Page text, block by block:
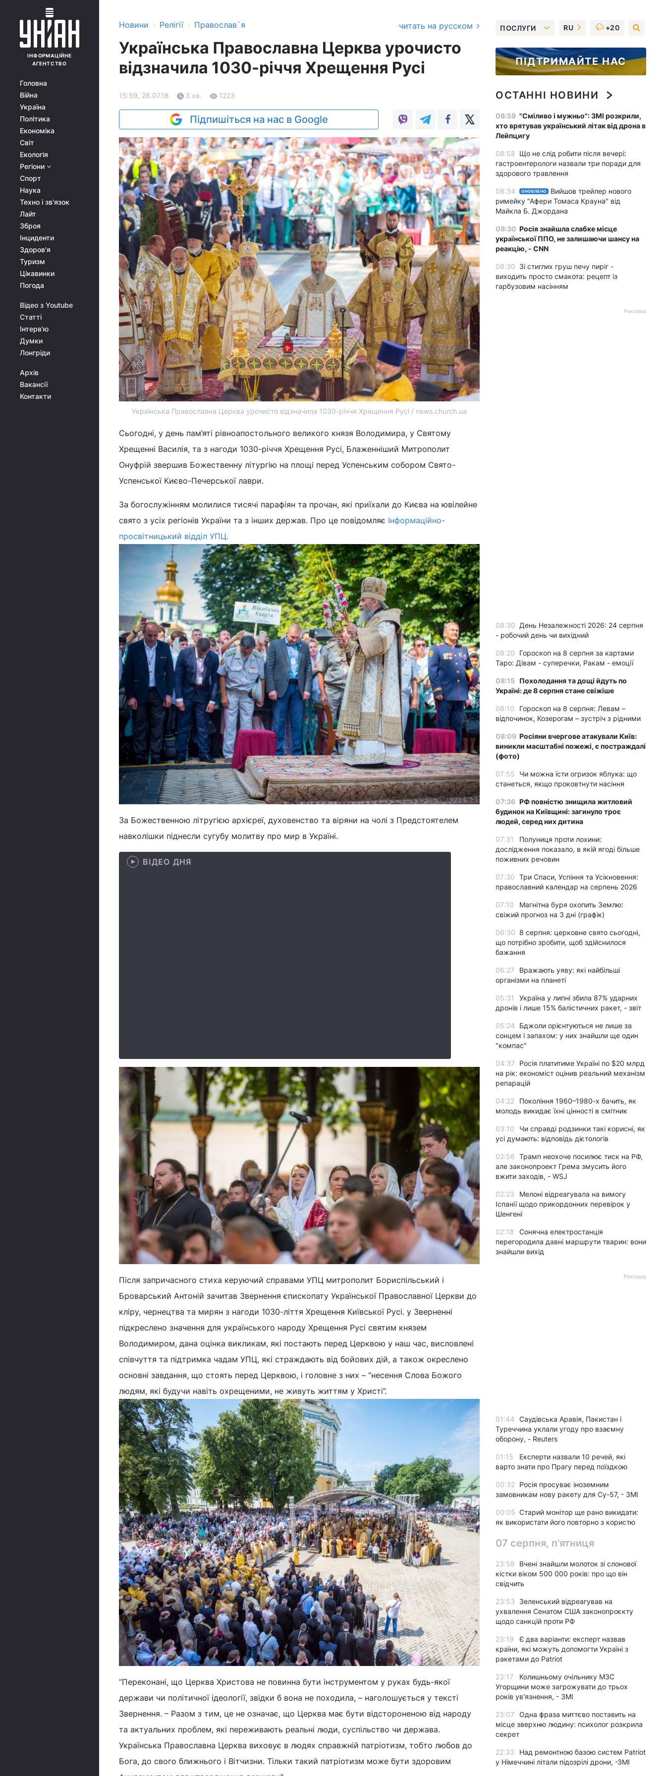
ІНФОРМАЦІЙНЕ
АГЕНТСТВО
Головна
Війна
Україна
Політика
Економіка
Світ
Екологія
Регіони
Спорт
Наука
Техно і зв'язок
Лайт
Зброя
Інциденти
Здоров'я
Туризм
Цікавинки
Погода
Відео з Youtube
Статті
Інтерв'ю
Думки
Лонгріди
Архів
Вакансії
Контакти
Новини › Релігії › Православ`я читать на русском
Українська Православна Церква урочисто
відзначила 1030-річчя Хрещення Русі
15:59, 28.07.18 3 хв. 1223
Підпишіться на нас в Google
Українська Православна Церква урочисто відзначила 1030-річчя Хрещення Русі / news.church.ua
Сьогодні, у день пам’яті рівноапостольного великого князя Володимира, у Святому
Хрещенні Василія, та з нагоди 1030-річчя Хрещення Русі, Блаженніший Митрополит
Онуфрій звершив Божественну літургію на площі перед Успенським собором Свято-
Успенської Києво-Печерської лаври.
За богослужінням молилися тисячі парафіян та прочан, які приїхали до Києва на ювілейне
свято з усіх регіонів України та з інших держав. Про це повідомляє Інформаційно-
просвітницький відділ УПЦ.
За Божественною літругією архієреї, духовенство та віряни на чолі з Предстоятелем
навколішки піднесли сугубу молитву про мир в Україні.
ВІДЕО ДНЯ
Після запричасного стиха керуючий справами УПЦ митрополит Бориспільський і
Броварський Антоній зачитав Звернення єпископату Української Православної Церкви до
кліру, чернецтва та мирян з нагоди 1030-ліття Хрещення Київської Русі. у Зверненні
підкреслено значення для українського народу Хрещення Русі святим князем
Володимиром, дана оцінка викликам, які постають перед Церквою у наш час, висловлені
співчуття та підтримка чадам УПЦ, які страждають від бойових дій, а також окреслено
основні завдання, що стоять перед Церквою, і головне з них – “несення Слова Божого
людям, які будучи навіть охрещеними, не живуть життям у Христі”.
“Переконані, що Церква Христова не повинна бути інструментом у руках будь-якої
держави чи політичної ідеології, звідки б вона не походила, – наголошується у тексті
Звернення. – Разом з тим, це не означає, що Церква має бути відстороненою від народу
та актуальних проблем, які переживають реальні люди, суспільство чи держава.
Українська Православна Церква виховує в людях справжній патріотизм, тобто любов до
Бога, до свого ближнього і Вітчизни. Тільки такий патріотизм може бути здоровим
ПОСЛУГИ RU +20
ПІДТРИМАЙТЕ НАС
ОСТАННІ НОВИНИ
08:59 "Сміливо і мужньо": ЗМІ розкрили,
хто врятував український літак від дрона в
Лейпцигу
08:58 Що не слід робити після вечері:
гастроентерологи назвали три поради для
здорового травлення
08:34 ОНОВЛЕНО
Вийшов трейлер нового
римейку "Афери Томаса Крауна" від
Майкла Б. Джордана
08:30 Росія знайшла слабке місце
української ППО, не залишаючи шансу на
реакцію, - CNN
08:30 Зі стиглих груш печу пиріг -
виходить просто смакота: рецепт із
гарбузовим насінням
Реклама
08:30 День Незалежності 2026: 24 серпня
- робочий день чи вихідний
08:20
Гороскоп на 8 серпня за картами
Таро: Дівам - суперечки, Ракам - емоції
08:15 Похолодання та дощі йдуть по
Україні: де 8 серпня стане свіжіше
08:10
Гороскоп на 8 серпня: Левам –
відпочинок, Козерогам – зустріч з рідними
08:09 Росіяни вчергове атакували Київ:
виникли масштабні пожежі, є постраждалі
(фото)
07:55
Чи можна їсти огризок яблука: що
станеться, якщо проковтнути насіння
07:36 РФ повністю знищила житловий
будинок на Київщині: загинуло троє
людей, серед них дитина
07:31
Полуниця проти лохини:
дослідження показало, в якій ягоді більше
поживних речовин
07:30 Три Спаси, Успіння та Усікновення:
православний календар на серпень 2026
07:10
Магнітна буря охопить Землю:
свіжий прогноз на 3 дні (графік)
06:30 8 серпня: церковне свято сьогодні,
що потрібно зробити, щоб здійснилося
бажання
06:27
Вражають уяву: які найбільші
організми на планеті
05:31
Україна у липні збила 87% ударних
дронів і лише 15% балістичних ракет, - звіт
05:24
Бджоли орієнтуються не лише за
сонцем і запахом: у них знайшли ще один
"компас"
04:37
Росія платитиме Україні по $20 млрд
на рік: економіст оцінив реальний механізм
репарацій
04:22
Покоління 1960–1980-х бачить, як
молодь викидає їхні цінності в смітник
03:10
Чи справді родзинки такі корисні, як
усі думають: відповідь дієтологів
02:56 Трамп неохоче посилює тиск на РФ,
але законопроект Грема змусить його
вжити заходів, - WSJ
02:23
Мелоні відреагувала на вимогу
Іспанії щодо прикордонних перевірок у
Шенгені
02:18
Сонячна електростанція
перегородила давні маршрути тварин: вони
знайшли вихід
Реклама
01:44
Саудівська Аравія, Пакистан і
Туреччина уклали угоду про взаємну
оборону, - Reuters
01:15
Експерти назвали 10 речей, які
варто знати про Прагу перед поїздкою
00:32
Росія просуває іноземним
замовникам нову ракету для Су-57, - ЗМІ
00:05 Старий монітор ще рано викидати:
як використати його повторно з користю
07 серпня, п'ятниця
23:58
Вчені знайшли молоток зі слонової
кістки віком 500 000 років: про що він
свідчить
23:53
Зеленський відреагував на
ухвалення Сенатом США законопроєкту
щодо санкцій проти РФ
23:19
Є два варіанти: експерт назвав
країни, які можуть допомогти Україні з
ракетами до Patriot
23:17
Колишньому очільнику МЗС
Угорщини може загрожувати до трьох
років ув'язнення, - ЗМІ
23:07
Одна фраза миттєво поставить на
місце зверхню людину: психолог розкрила
секрет
22:33
Над ремонтною базою систем Patriot
у Німеччині літали підозрілі дрони, -ЗМІ